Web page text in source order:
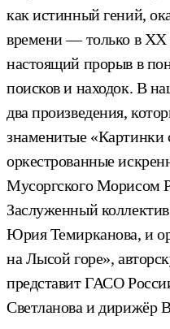
как истинный гений,
времени — только в ХХ
настоящий прорыв в
поисков и находок. В
два произведения,
знаменитые «Картинки
оркестрованные
Мусоргского Морисом
Заслуженный
Юрия Темирканова, и
на Лысой горе»,
представит ГАСО
Светланова и